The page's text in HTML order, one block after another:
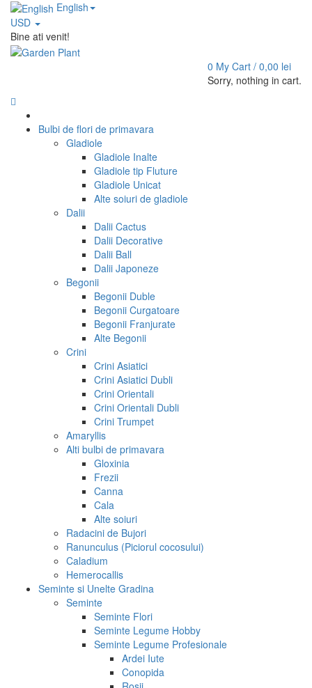
English
USD
Bine ati venit!
0 My Cart / 0,00 lei
Sorry, nothing in cart.
Bulbi de flori de primavara
Gladiole
Gladiole Inalte
Gladiole tip Fluture
Gladiole Unicat
Alte soiuri de gladiole
Dalii
Dalii Cactus
Dalii Decorative
Dalii Ball
Dalii Japoneze
Begonii
Begonii Duble
Begonii Curgatoare
Begonii Franjurate
Alte Begonii
Crini
Crini Asiatici
Crini Asiatici Dubli
Crini Orientali
Crini Orientali Dubli
Crini Trumpet
Amaryllis
Alti bulbi de primavara
Gloxinia
Frezii
Canna
Cala
Alte soiuri
Radacini de Bujori
Ranunculus (Piciorul cocosului)
Caladium
Hemerocallis
Seminte si Unelte Gradina
Seminte
Seminte Flori
Seminte Legume Hobby
Seminte Legume Profesionale
Ardei Iute
Conopida